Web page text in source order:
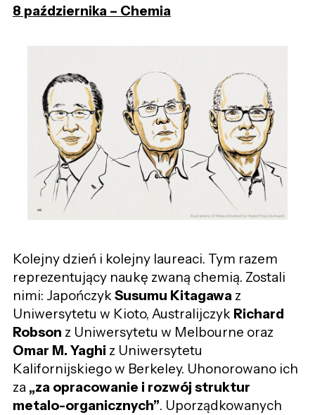
8 października – Chemia
Kolejny dzień i kolejny laureaci. Tym razem
reprezentujący naukę zwaną chemią. Zostali
nimi: JapończykSusumu Kitagawaz
Uniwersytetu w Kioto, Australijczyk Richard
Robson z Uniwersytetu w Melbourne oraz
Omar M. Yaghi z Uniwersytetu
Kalifornijskiego w Berkeley. Uhonorowano ich
za „za opracowanie i rozwój struktur
metalo-organicznych”. Uporządkowanych